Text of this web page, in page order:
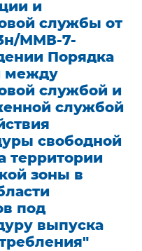
и
службы от
ММВ-7-
Порядка
между
службой и
службой
свободной
территории
зоны в
под
выпуска